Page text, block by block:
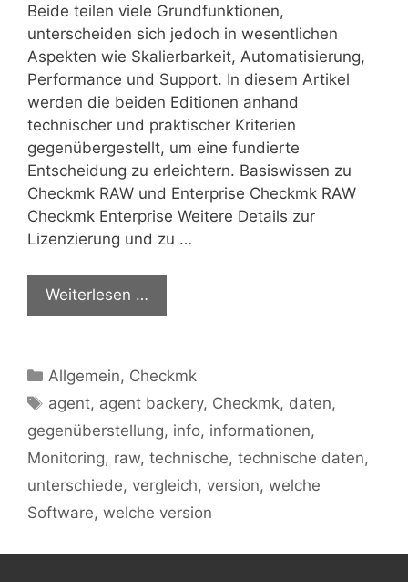
Beide teilen viele Grundfunktionen,
unterscheiden sich jedoch in wesentlichen
Aspekten wie Skalierbarkeit, Automatisierung,
Performance und Support. In diesem Artikel
werden die beiden Editionen anhand
technischer und praktischer Kriterien
gegenübergestellt, um eine fundierte
Entscheidung zu erleichtern. Basiswissen zu
Checkmk RAW und Enterprise Checkmk RAW
Checkmk Enterprise Weitere Details zur
Lizenzierung und zu …
Weiterlesen …
Kategorien
Allgemein, Checkmk
Schlagwörter
agent, agent backery, Checkmk, daten,
gegenüberstellung, info, informationen,
Monitoring, raw, technische, technische daten,
unterschiede, vergleich, version, welche
Software, welche version